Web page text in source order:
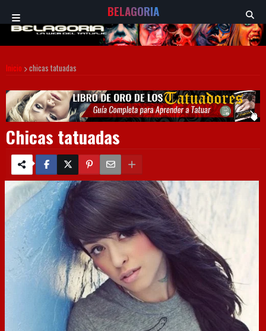
BELAGORIA
Inicio chicas tatuadas
Chicas tatuadas